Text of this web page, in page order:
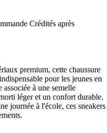
Crédités après
premium, cette chaussure
pour les jeunes en
à une semelle
léger et un confort durable.
journée à l'école, ces sneakers